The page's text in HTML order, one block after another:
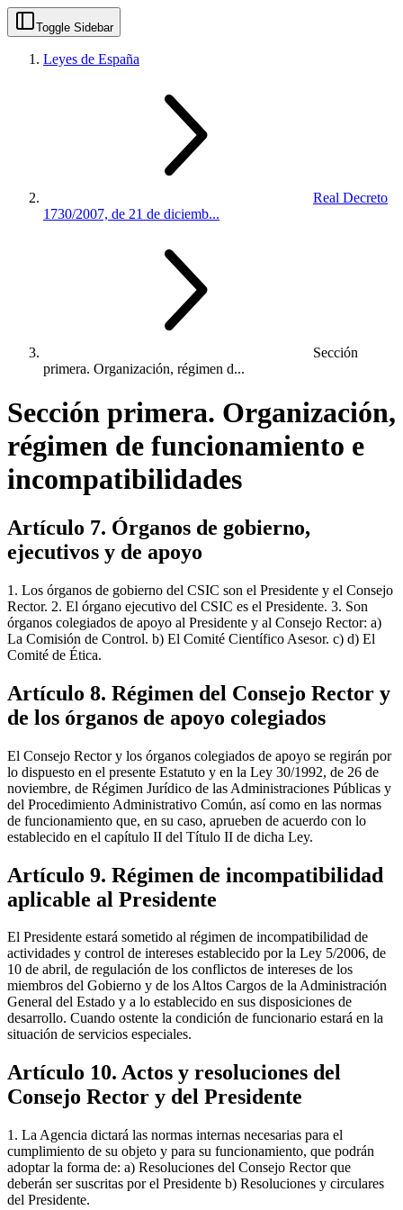
Toggle Sidebar
Leyes de España
Real Decreto
1730/2007, de 21 de diciemb...
Sección
primera. Organización, régimen d...
Sección primera. Organización,
régimen de funcionamiento e
incompatibilidades
Artículo 7. Órganos de gobierno,
ejecutivos y de apoyo
1. Los órganos de gobierno del CSIC son el Presidente y el Consejo
Rector. 2. El órgano ejecutivo del CSIC es el Presidente. 3. Son
órganos colegiados de apoyo al Presidente y al Consejo Rector: a)
La Comisión de Control. b) El Comité Científico Asesor. c) d) El
Comité de Ética.
Artículo 8. Régimen del Consejo Rector y
de los órganos de apoyo colegiados
El Consejo Rector y los órganos colegiados de apoyo se regirán por
lo dispuesto en el presente Estatuto y en la Ley 30/1992, de 26 de
noviembre, de Régimen Jurídico de las Administraciones Públicas y
del Procedimiento Administrativo Común, así como en las normas
de funcionamiento que, en su caso, aprueben de acuerdo con lo
establecido en el capítulo II del Título II de dicha Ley.
Artículo 9. Régimen de incompatibilidad
aplicable al Presidente
El Presidente estará sometido al régimen de incompatibilidad de
actividades y control de intereses establecido por la Ley 5/2006, de
10 de abril, de regulación de los conflictos de intereses de los
miembros del Gobierno y de los Altos Cargos de la Administración
General del Estado y a lo establecido en sus disposiciones de
desarrollo. Cuando ostente la condición de funcionario estará en la
situación de servicios especiales.
Artículo 10. Actos y resoluciones del
Consejo Rector y del Presidente
1. La Agencia dictará las normas internas necesarias para el
cumplimiento de su objeto y para su funcionamiento, que podrán
adoptar la forma de: a) Resoluciones del Consejo Rector que
deberán ser suscritas por el Presidente b) Resoluciones y circulares
del Presidente.